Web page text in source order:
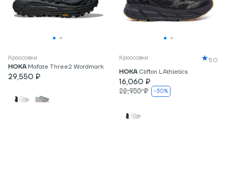
Кроссовки
HOKA Mafate Three2 Wordmark
29,550 ₽
Кроссовки
5.0
HOKA Clifton L Athletics
16,060 ₽
22,950 ₽ -30%